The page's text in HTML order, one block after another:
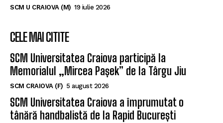
SCM Universitatea Craiova a transferat un
SCM U CRAIOVA (M)
CELE MAI CITITE
SCM Universitatea Craiova participă la
Memorialul „Mircea Pașek” de la Târgu Jiu
SCM CRAIOVA (F) 5 august 2026